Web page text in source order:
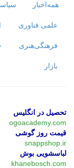
همه‌اخبار
علمی فناوری
فرهنگی‌هنری
بازار
تحصیل در انگلیس
ogoacademy.com
قیمت روز گوشی
snappshop.ir
لباسشویی بوش
khanebosch.com